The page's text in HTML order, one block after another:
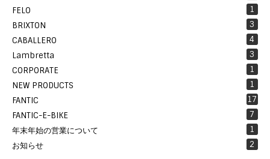
FELO
1
BRIXTON
3
CABALLERO
4
Lambretta
3
CORPORATE
1
NEW PRODUCTS
1
FANTIC
17
FANTIC-E-BIKE
7
年末年始の営業について
1
お知らせ
2